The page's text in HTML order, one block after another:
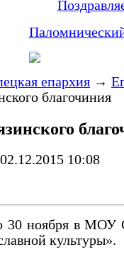
епархия →
благочиния
10:08
30 ноября в
культуры».